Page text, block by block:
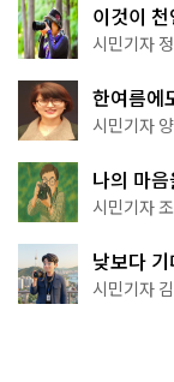
이것이
나볼까
시민기자
한여름에
천국이네~
시민기자
나의 마
상작 공
시민기자
낮보다
핑' 예약
시민기자